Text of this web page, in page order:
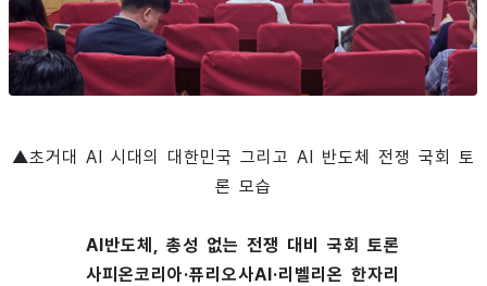
▲초거대 AI 시대의 대한민국 그리고 AI 반도체 전쟁 국회 토
론 모습
AI반도체, 총성 없는 전쟁 대비 국회 토론
사피온코리아·퓨리오사AI·리벨리온 한자리